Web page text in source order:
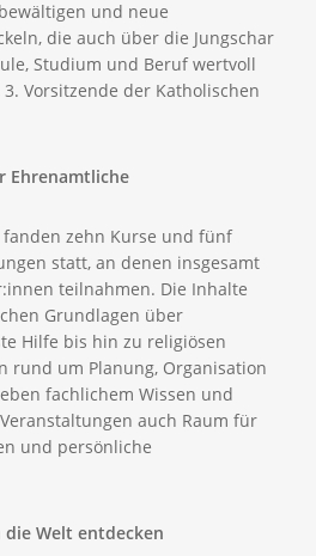
und neue
die auch über die Jungschar
Studium und Beruf wertvoll
Vorsitzende der Katholischen
Ehrenamtliche
zehn Kurse und fünf
statt, an denen insgesamt
teilnahmen. Die Inhalte
Grundlagen über
Hilfe bis hin zu religiösen
rund um Planung, Organisation
fachlichem Wissen und
auch Raum für
und persönliche
Welt entdecken